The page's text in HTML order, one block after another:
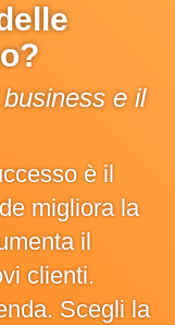
e il
è il
migliora la
il
clienti.
Scegli la